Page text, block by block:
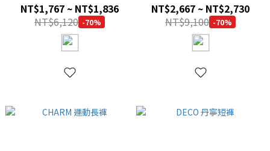
NT$1,767 ~ NT$1,836
NT$6,120 -70%
NT$2,667 ~ NT$2,730
NT$9,100 -70%